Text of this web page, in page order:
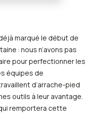
marqué le début de
: nous n’avons pas
pour perfectionner les
équipes de
d’arrache-pied
outils à leur avantage.
remportera cette